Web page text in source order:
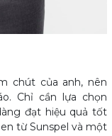
chút của anh, nên
Chỉ cần lựa chọn
đạt hiệu quả tốt
từ Sunspel và một